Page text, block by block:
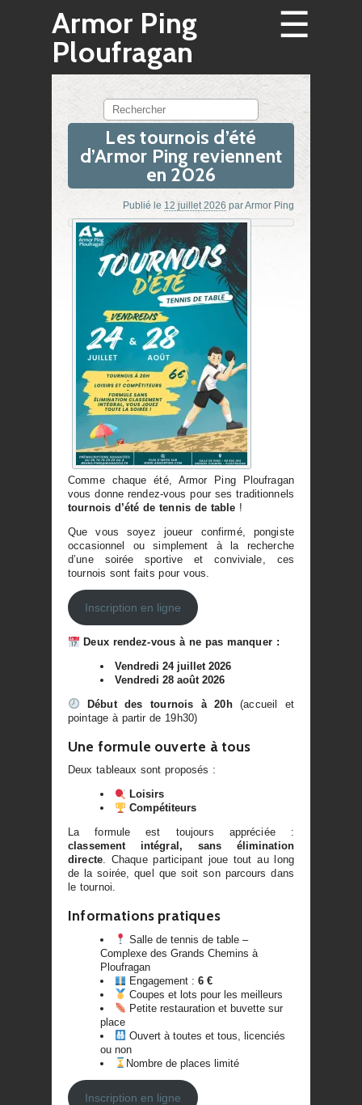
Armor Ping
Ploufragan
☰
Rechercher
Les tournois d’été
d’Armor Ping reviennent
en 2026
Publié le 12 juillet 2026 parArmor Ping
Comme chaque été, Armor Ping Ploufragan
vous donne rendez-vous pour ses traditionnels
tournois d’été de tennis de table !
Que vous soyez joueur confirmé, pongiste
occasionnel ou simplement à la recherche
d’une soirée sportive et conviviale, ces
tournois sont faits pour vous.
Inscription en ligne
Deux rendez-vous à ne pas manquer :
Vendredi 24 juillet 2026
Vendredi 28 août 2026
Début des tournois à 20h(accueil et
pointage à partir de 19h30)
Une formule ouverte à tous
Deux tableaux sont proposés :
Loisirs
Compétiteurs
La formule est toujours appréciée :
classement intégral, sans élimination
directe. Chaque participant joue tout au long
de la soirée, quel que soit son parcours dans
le tournoi.
Informations pratiques
Salle de tennis de table –
Complexe des Grands Chemins à
Ploufragan
Engagement :6 €
Coupes et lots pour les meilleurs
Petite restauration et buvette sur
place
Ouvert à toutes et tous, licenciés
ou non
Nombre de places limité
Inscription en ligne